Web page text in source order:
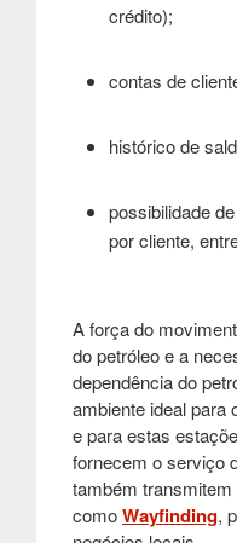
crédito);
contas de
histórico de
possibilidade
por cliente,
A força do
do petróleo e a
dependência do
ambiente ideal para
e para estas
fornecem o serviço
também
comoWayfinding,